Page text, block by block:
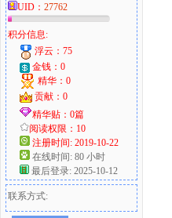
UID： 27762
积分信息:
浮云：75
金钱：0
精华：0
贡献：0
精华贴：0篇
阅读权限：10
注册时间: 2019-10-22
在线时间: 80 小时
最后登录: 2025-10-12
联系方式: